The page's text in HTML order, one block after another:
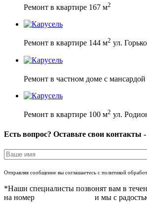
Ремонт в квартире 167 м2
Ремонт в квартире 144 м2 ул.
Ремонт в частном доме с
Ремонт в квартире 100 м2 ул.
Есть вопрос? Оставьте свои
Отправляя сообщение вы соглашаетесь с политикой
*Наши специалисты позвонят вам в
на номер
и мы с